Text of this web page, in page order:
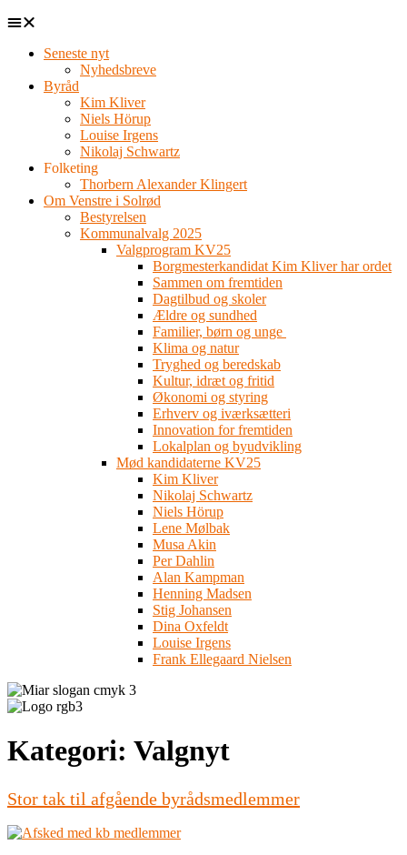
Seneste nyt
Nyhedsbreve
Byråd
Kim Kliver
Niels Hörup
Louise Irgens
Nikolaj Schwartz
Folketing
Thorbern Alexander Klingert
Om Venstre i Solrød
Bestyrelsen
Kommunalvalg 2025
Valgprogram KV25
Borgmesterkandidat Kim Kliver har ordet
Sammen om fremtiden
Dagtilbud og skoler
Ældre og sundhed
Familier, børn og unge
Klima og natur
Tryghed og beredskab
Kultur, idræt og fritid
Økonomi og styring
Erhverv og iværksætteri
Innovation for fremtiden
Lokalplan og byudvikling
Mød kandidaterne KV25
Kim Kliver
Nikolaj Schwartz
Niels Hörup
Lene Mølbak
Musa Akin
Per Dahlin
Alan Kampman
Henning Madsen
Stig Johansen
Dina Oxfeldt
Louise Irgens
Frank Ellegaard Nielsen
Kategori: Valgnyt
Stor tak til afgående byrådsmedlemmer